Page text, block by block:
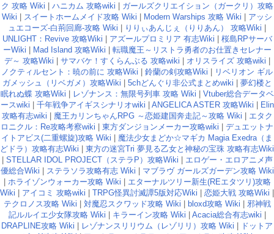
ク 攻略 Wiki | ハニカム 攻略wiki | ガールズクリエイション（ガークリ）攻略
Wiki | スイートホームメイド攻略 Wiki | Modern Warships 攻略 Wiki | アッシ
ュエコーズ-白荊回廊-攻略 Wiki | りりぃあんじぇ（りりあん） 攻略Wiki |
UNLIGHT：Revive 攻略Wiki | アズールプロミリア 有志Wiki | 桜島RPサーバ
ーWiki | Mad Island 攻略Wiki | 転職魔王～リストラ勇者のお仕置きセレナー
デ～ 攻略Wiki | サマバケ！すくらんぶる 攻略wiki | オリスライズ 攻略wiki |
ノクティルセント：暁の前に 攻略Wiki | 鈴蘭の剣攻略Wiki | リベリオン ギル
ガメッシュ（リベガメ）攻略Wiki | 5chどんぐり非公式まとめwiki | 夢幻楼と
眠れぬ蝶 攻略Wiki | レゾナンス：無限号列車 攻略 Wiki | Vtuber総合データベ
ースwiki | 千年戦争アイギスシナリオwiki | ANGELICA ASTER 攻略Wiki | Elin
攻略有志wiki | 魔王カリンちゃんRPG ～恋姫建国奔走記～攻略 Wiki | エタク
ロニクル：Re攻略考察wiki | 東方ダンジョンメーカー攻略wiki | デュエットナ
イトアビス(二重螺旋)攻略 Wiki | 魔法少女まどか☆マギカ Magia Exedra（ま
どドラ）攻略有志Wiki | 東方の迷宮Tri 夢見る乙女と神秘の宝珠 攻略有志Wiki
| STELLAR IDOL PROJECT（ステラP）攻略Wiki | エロゲー・エロアニメ声
優総合Wiki | ステラソラ攻略有志 Wiki | マブラヴ ガールズガーデン攻略 Wiki
| ホライゾンウォーカー攻略 Wiki | エターナルツリー新生(REエタツリ)攻略
Wiki | アイコミ 攻略wiki | TRPG怪異討滅譚5版対応Wiki | 恋姫大戦 攻略Wiki |
テクロノス攻略 Wiki | 対魔忍スクワッド攻略 Wiki | bloxd攻略 Wiki | 邪神戦
記ルルイエ少女隊攻略 Wiki | キラーイン攻略 Wiki | Acacia総合有志wiki |
DRAPLINE攻略 Wiki | レゾナンスリリウム（レゾリリ）攻略 Wiki | ドットア